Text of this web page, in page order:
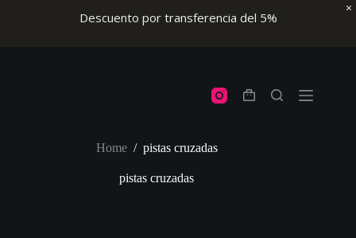
Descuento por transferencia del 5%
Shopping
Home / pistas cruzadas
pistas cruzadas